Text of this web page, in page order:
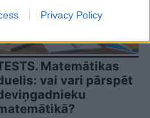
Privacy Policy
Matemātikas
vai vari pārspēt